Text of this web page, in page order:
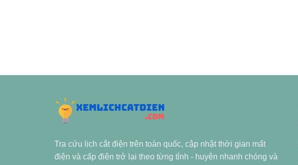
Tra cứu lịch cắt điện trên toàn quốc, cập nhật thời gian mất
điện và cấp điện trở lại theo từng tỉnh - huyện nhanh chóng và